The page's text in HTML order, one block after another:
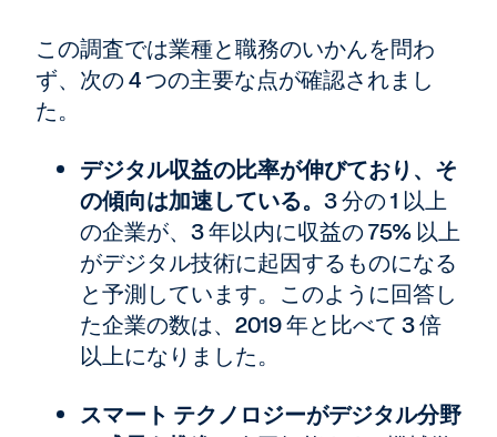
この調査では業種と職務のいかんを問わ
ず、次の 4 つの主要な点が確認されまし
た。
デジタル収益の比率が伸びており、そ
の傾向は加速している。 3 分の 1 以上
の企業が、3 年以内に収益の 75% 以上
がデジタル技術に起因するものになる
と予測しています。このように回答し
た企業の数は、2019 年と比べて 3 倍
以上になりました。
スマート テクノロジーがデジタル分野